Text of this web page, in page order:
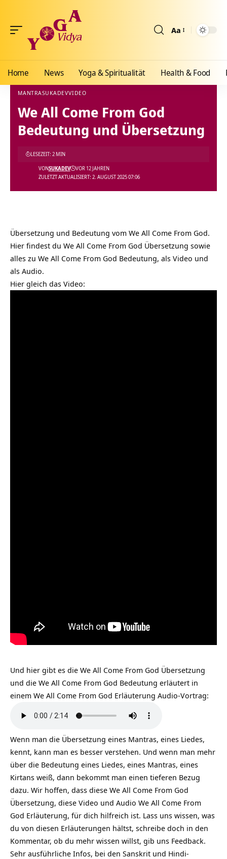
Aa
Home News Yoga & Spiritualität Health & Food
Yoga Vidya Blog - Yoga, Meditation und Ayurveda >Blog>Podcast
MANTRASUKADEVVIDEO
We All Come From God
Bedeutung und Übersetzung
ZULETZT AKTUALISIERT: 2. AUGUST 2025 07:06
VONSUKADEV VOR 12 JAHREN
LESEZEIT: 2 MIN
Übersetzung und Bedeutung vom We All Come From God.
Hier findest du We All Come From God Übersetzung sowie
alles zu We All Come From God Bedeutung, als Video und
als Audio.
Hier gleich das Video:
Und hier gibt es die We All Come From God Übersetzung
und die We All Come From God Bedeutung erläutert in
einem We All Come From God Erläuterung Audio-Vortrag:
Wenn man die Übersetzung eines Mantras, eines Liedes,
kennt, kann man es besser verstehen. Und wenn man mehr
über die Bedeutung eines Liedes, eines Mantras, eines
Kirtans weiß, dann bekommt man einen tieferen Bezug
dazu. Wir hoffen, dass diese We All Come From God
Übersetzung, diese Video und Audio We All Come From
God Erläuterung, für dich hilfreich ist. Lass uns wissen, was
du von diesen Erläuterungen hältst, schreibe doch in den
Kommentar, ob du mehr wissen willst, gib uns Feedback.
Sehr ausführliche Infos, bei den Sanskrit und Hindi-